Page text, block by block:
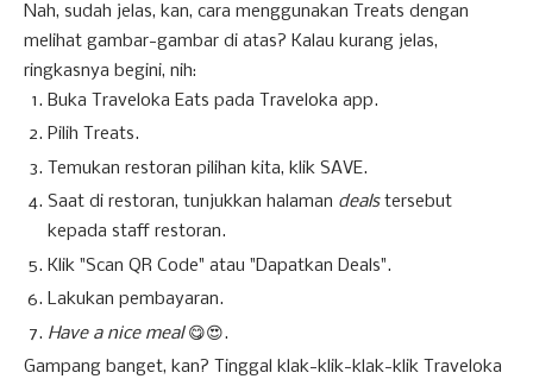
Nah, sudah jelas, kan, cara menggunakan Treats dengan
melihat gambar-gambar di atas? Kalau kurang jelas,
ringkasnya begini, nih:
Buka Traveloka Eats pada Traveloka app.
Pilih Treats.
Temukan restoran pilihan kita, klik SAVE.
Saat di restoran, tunjukkan halaman dealstersebut
kepada staff restoran.
Klik "Scan QR Code" atau "Dapatkan Deals".
Lakukan pembayaran.
Have a nice meal😋😍.
Gampang banget, kan? Tinggal klak-klik-klak-klik Traveloka